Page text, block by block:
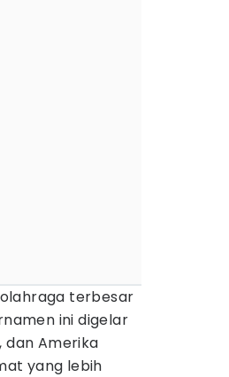
terbesar
ini digelar
dan Amerika
yang lebih